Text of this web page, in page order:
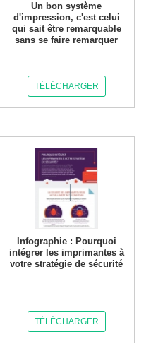
Un bon système
d'impression, c'est celui
qui sait être remarquable
sans se faire remarquer
TÉLÉCHARGER
Infographie : Pourquoi
intégrer les imprimantes à
votre stratégie de sécurité
TÉLÉCHARGER